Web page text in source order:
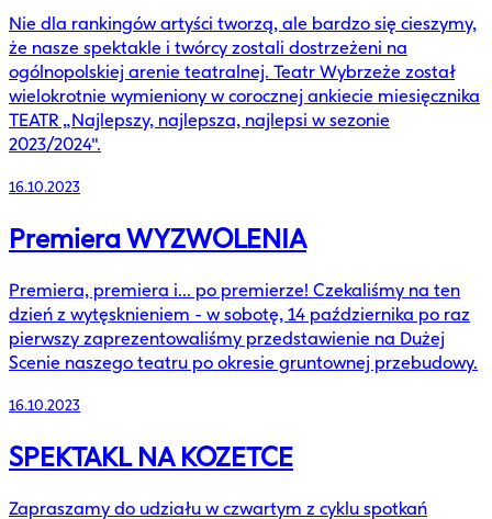
Nie dla rankingów artyści tworzą, ale bardzo się cieszymy,
że nasze spektakle i twórcy zostali dostrzeżeni na
ogólnopolskiej arenie teatralnej. Teatr Wybrzeże został
wielokrotnie wymieniony w corocznej ankiecie miesięcznika
TEATR „Najlepszy, najlepsza, najlepsi w sezonie
2023/2024".
16.10.2023
Premiera WYZWOLENIA
Premiera, premiera i... po premierze! Czekaliśmy na ten
dzień z wytęsknieniem - w sobotę, 14 października po raz
pierwszy zaprezentowaliśmy przedstawienie na Dużej
Scenie naszego teatru po okresie gruntownej przebudowy.
16.10.2023
SPEKTAKL NA KOZETCE
Zapraszamy do udziału w czwartym z cyklu spotkań